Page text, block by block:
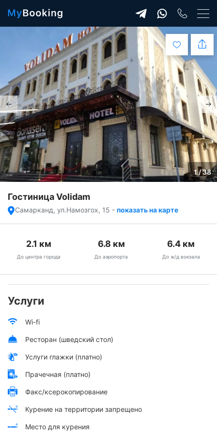
1 / 38
Гостиница Volidam
Самарканд, ул.Намозгох, 15 - показать на карте
2.1 км
До центра города
6.8 км
До аэропорта
6.4 км
До ж/д вокзала
Услуги
Wi-fi
Ресторан (шведский стол)
Услуги глажки (платно)
Прачечная (платно)
Факс/ксерокопирование
Курение на территории запрещено
Место для курения